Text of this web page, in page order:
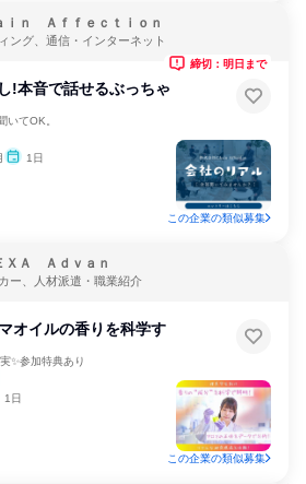
ｉｎ Ａｆｆｅｃｔｉｏｎ
ング、通信・インターネット
!本音で話せるぶっちゃ
いてOK。
1日
締切：明日まで
この企業の類似募集
ＸＡ Ａｄｖａｎ
ー、人材派遣・職業紹介
オイルの香りを科学す
✨参加特典あり
1日
この企業の類似募集